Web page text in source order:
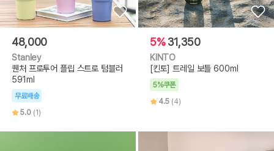
48,000
Stanley
퀜처 프로투어 플립 스트로 텀블러
591ml
무료배송
5.0 (1)
5% 31,350
KINTO
[킨토] 트레일 보틀 600ml
5%쿠폰
4.5 (4)